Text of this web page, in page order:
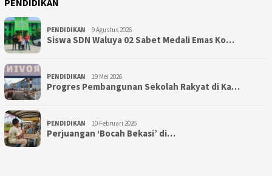
PENDIDIKAN 9 Agustus 2026
Siswa SDN Waluya 02 Sabet Medali Emas Ko…
PENDIDIKAN 19 Mei 2026
Progres Pembangunan Sekolah Rakyat di Ka…
PENDIDIKAN 10 Februari 2026
Perjuangan ‘Bocah Bekasi’ di…